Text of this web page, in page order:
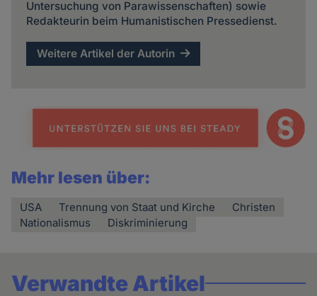
Untersuchung von Parawissenschaften) sowie
Redakteurin beim Humanistischen Pressedienst.
Weitere Artikel der Autorin
Mehr lesen über:
USA Trennung von Staat und Kirche
Christen
Nationalismus
Diskriminierung
Verwandte Artikel